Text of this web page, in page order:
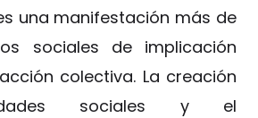
una manifestación más de
sociales de implicación
colectiva. La creación
sociales y el